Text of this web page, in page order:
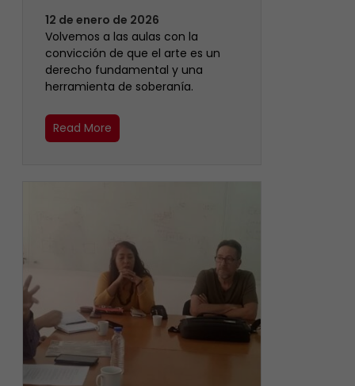
12 de enero de 2026
Volvemos a las aulas con la
convicción de que el arte es un
derecho fundamental y una
herramienta de soberanía.
Read More